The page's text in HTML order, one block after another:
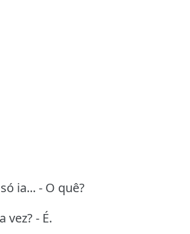
ia... - O quê?
vez? - É.